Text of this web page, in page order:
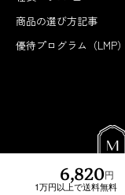
6,820円
1万円以上で送料無料
商品の選び方記事
優待プログラム（LMP）